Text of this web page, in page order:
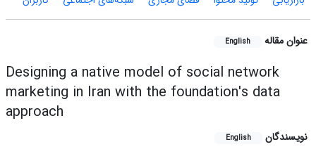
عنوان مقاله English
Designing a native model of social network
marketing in Iran with the foundation's data
approach
نویسندگان English